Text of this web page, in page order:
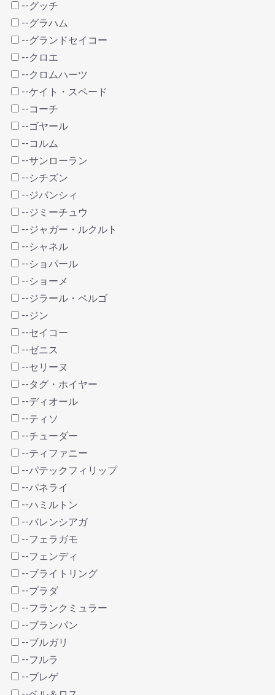
--グッチ
--グラハム
--グランドセイコー
--クロエ
--クロムハーツ
--ケイト・スペード
--コーチ
--ゴヤール
--コルム
--サンローラン
--シチズン
--ジバンシィ
--ジミーチュウ
--ジャガー・ルクルト
--シャネル
--ショパール
--ショーメ
--ジラール・ペルゴ
--ジン
--セイコー
--ゼニス
--セリーヌ
--タグ・ホイヤー
--ディオール
--ティソ
--チューダー
--ティファニー
--パテックフィリップ
--パネライ
--ハミルトン
--バレンシアガ
--フェラガモ
--フェンディ
--ブライトリング
--プラダ
--フランクミュラー
--ブランパン
--ブルガリ
--フルラ
--ブレゲ